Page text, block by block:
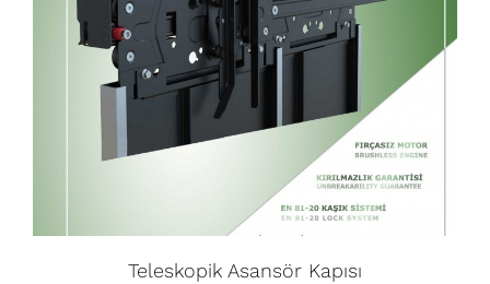
Teleskopik Asansör Kapısı